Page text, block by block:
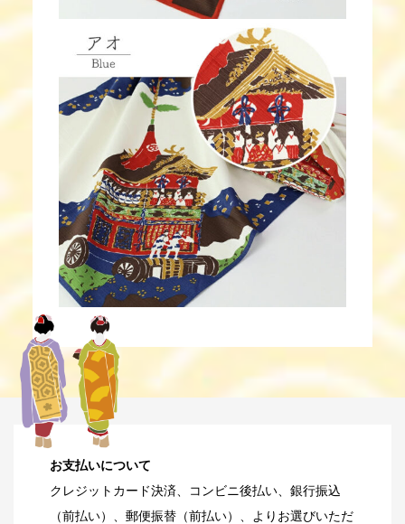
お支払いについて
クレジットカード決済、コンビニ後払い、銀行振込
（前払い）、郵便振替（前払い）、よりお選びいただ